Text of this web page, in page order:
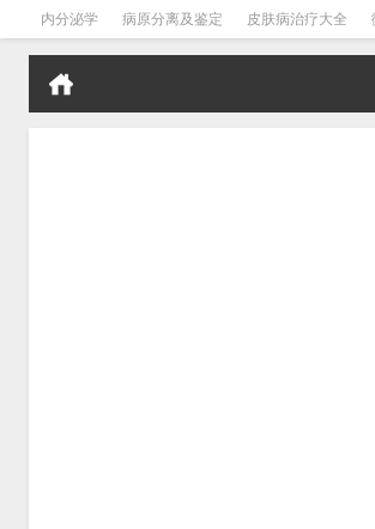
内分泌学 病原分离及鉴定 皮肤病治疗大全
皮肤病学 男科学 血液病学 心血管 口腔